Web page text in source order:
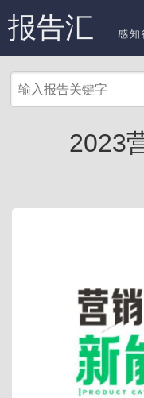
报告汇 感
2023